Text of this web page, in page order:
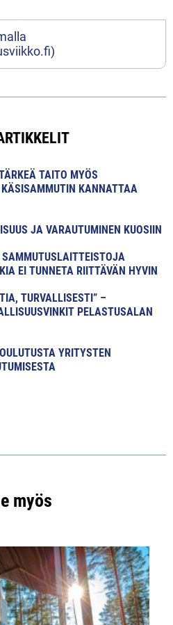
TAITO MYÖS
KANNATTAA
JA VARAUTUMINEN KUOSIIN
EI TUNNETA RIITTÄVÄN HYVIN
TURVALLISESTI” –
PELASTUSALAN
YRITYSTEN
myös